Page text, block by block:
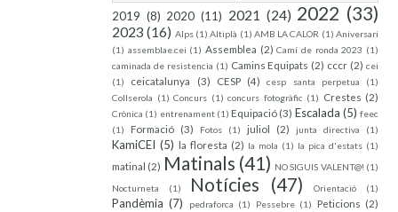
2019 (8) 2020 (11) 2021 (24) 2022 (33)
2023 (16) Alps (1) Altiplà (1) AMB LA CALOR (1) Aniversari
(1) assemblae.cei (1) Assemblea (2) Camí de ronda 2023 (1)
caminada de resistencia (1) Camins Equipats (2) cccr (2) cei
(1)
ceicatalunya (3) CESP (4) cesp santa perpetua
(1)
Collserola (1) Concurs (1) concurs fotogràfic (1) Crestes (2)
Crònica (1) entrenament (1) Equipació (3) Escalada (5) feec
(1)
Formació (3) Fotos (1) juliol (2) junta directiva (1)
KamiCEI (5) la floresta (2) la mola (1) la pica d'estats (1)
matinal (2) Matinals (41) NO SIGUIS VALENT@! (1)
Nocturneta
(1) Notícies (47) Orientació (1)
Pandèmia (7) pedraforca (1) Pessebre (1) Peticions (2)